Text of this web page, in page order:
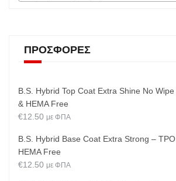
ΠΡΟΣΦΟΡΈΣ
B.S. Hybrid Top Coat Extra Shine No
& HEMA Free
€12.50 με ΦΠΑ
B.S. Hybrid Base Coat Extra Strong –
HEMA Free
€12.50 με ΦΠΑ